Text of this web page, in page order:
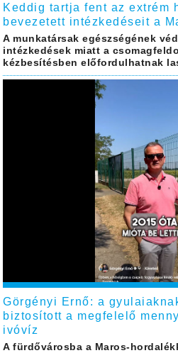
Keddig tartja fent az extrém
bevezetett intézkedéseit a
A munkatársak egészségének
intézkedések miatt a
kézbesítésben előfordulhatnak
Görgényi Ernő: a
biztosított a megfelelő
ivóvíz
A fürdővárosba a Maros-